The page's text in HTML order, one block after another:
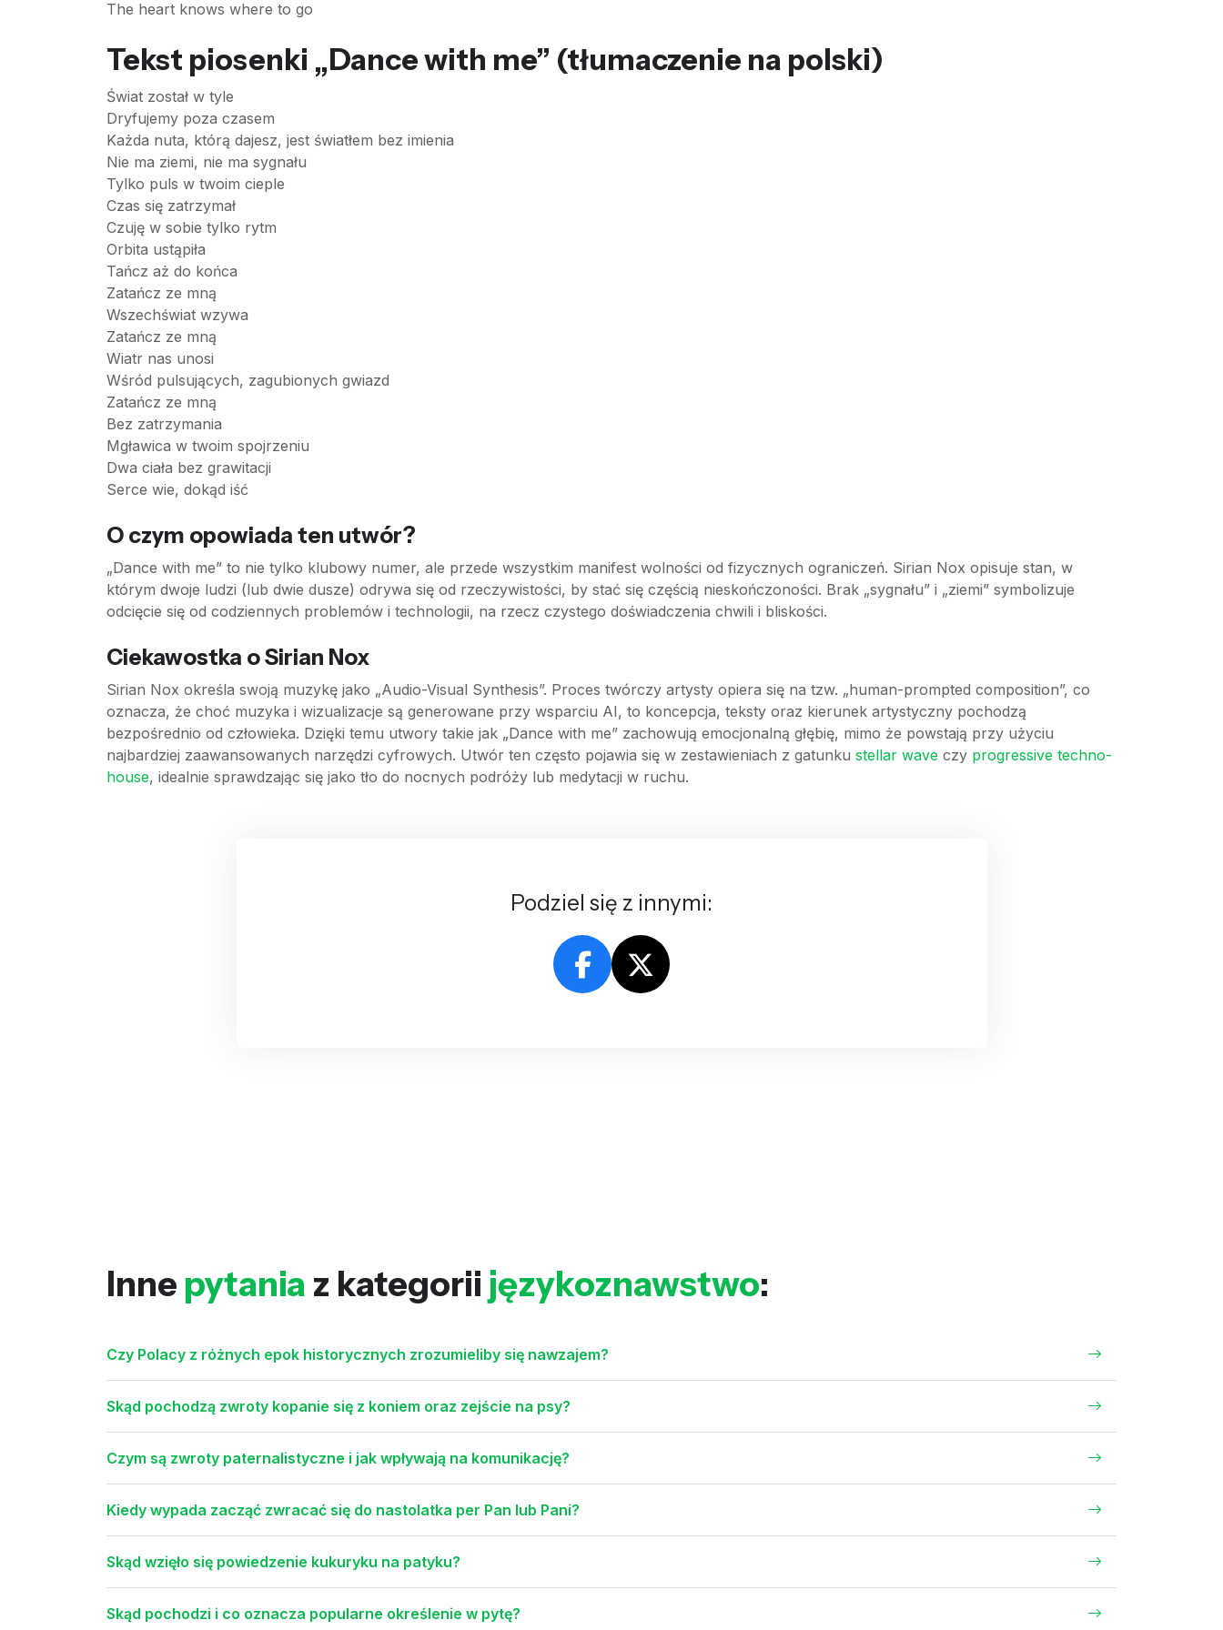
The heart knows where to go
Tekst piosenki „Dance with me” (tłumaczenie na polski)
Świat został w tyle
Dryfujemy poza czasem
Każda nuta, którą dajesz, jest światłem bez imienia
Nie ma ziemi, nie ma sygnału
Tylko puls w twoim cieple
Czas się zatrzymał
Czuję w sobie tylko rytm
Orbita ustąpiła
Tańcz aż do końca
Zatańcz ze mną
Wszechświat wzywa
Zatańcz ze mną
Wiatr nas unosi
Wśród pulsujących, zagubionych gwiazd
Zatańcz ze mną
Bez zatrzymania
Mgławica w twoim spojrzeniu
Dwa ciała bez grawitacji
Serce wie, dokąd iść
O czym opowiada ten utwór?
„Dance with me” to nie tylko klubowy numer, ale przede wszystkim manifest wolności od fizycznych ograniczeń. Sirian Nox opisuje stan, w
którym dwoje ludzi (lub dwie dusze) odrywa się od rzeczywistości, by stać się częścią nieskończoności. Brak „sygnału” i „ziemi” symbolizuje
odcięcie się od codziennych problemów i technologii, na rzecz czystego doświadczenia chwili i bliskości.
Ciekawostka o Sirian Nox
Sirian Nox określa swoją muzykę jako „Audio-Visual Synthesis”. Proces twórczy artysty opiera się na tzw. „human-prompted composition”, co
oznacza, że choć muzyka i wizualizacje są generowane przy wsparciu AI, to koncepcja, teksty oraz kierunek artystyczny pochodzą
bezpośrednio od człowieka. Dzięki temu utwory takie jak „Dance with me” zachowują emocjonalną głębię, mimo że powstają przy użyciu
najbardziej zaawansowanych narzędzi cyfrowych. Utwór ten często pojawia się w zestawieniach z gatunku stellar wave czy progressive techno-
house, idealnie sprawdzając się jako tło do nocnych podróży lub medytacji w ruchu.
Podziel się z innymi:
Inne pytania z kategorii językoznawstwo:
Czy Polacy z różnych epok historycznych zrozumieliby się nawzajem?
Skąd pochodzą zwroty kopanie się z koniem oraz zejście na psy?
Czym są zwroty paternalistyczne i jak wpływają na komunikację?
Kiedy wypada zacząć zwracać się do nastolatka per Pan lub Pani?
Skąd wzięło się powiedzenie kukuryku na patyku?
Skąd pochodzi i co oznacza popularne określenie w pytę?